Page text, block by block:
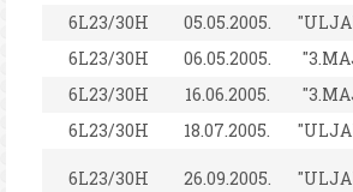
6L23/30H 05.05.2005.
6L23/30H
06.05.2005.
6L23/30H
16.06.2005.
6L23/30H
18.07.2005.
6L23/30H 26.09.2005.